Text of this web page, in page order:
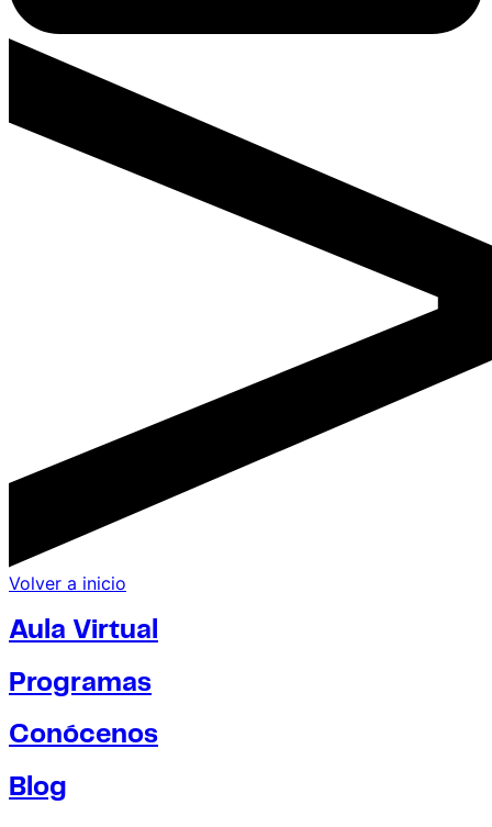
Volver a inicio
Aula Virtual
Programas
Conócenos
Blog